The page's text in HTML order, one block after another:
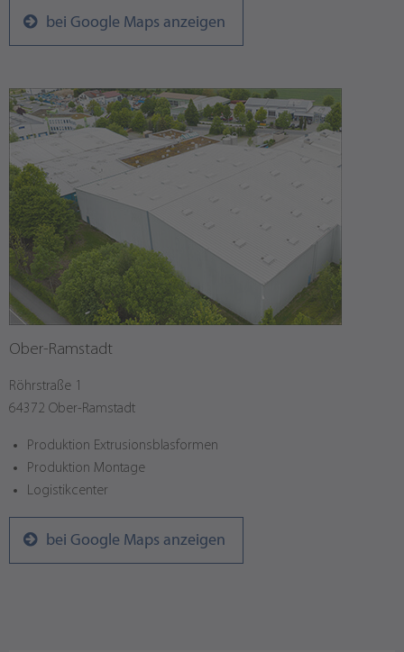
bei Google Maps anzeigen
Ober-Ramstadt
Röhrstraße 1
64372 Ober-Ramstadt
Produktion Extrusionsblasformen
Produktion Montage
Logistikcenter
bei Google Maps anzeigen